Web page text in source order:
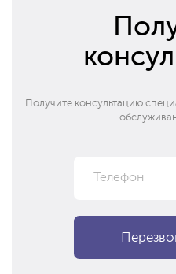
Получите консультацию